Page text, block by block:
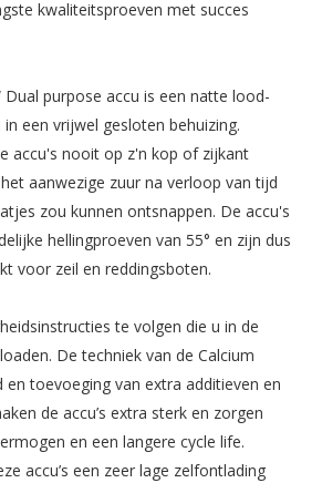
kwaliteitsproeven met succes
purpose accu is een natte lood-
een vrijwel gesloten behuizing.
accu's nooit op z'n kop of zijkant
aanwezige zuur na verloop van tijd
zou kunnen ontsnappen. De accu's
hellingproeven van 55° en zijn dus
voor zeil en reddingsboten.
te volgen die u in de
De techniek van de Calcium
en toevoeging van extra additieven en
de accu’s extra sterk en zorgen
en een langere cycle life.
accu’s een zeer lage zelfontlading